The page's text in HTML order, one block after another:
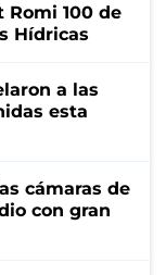
100 de
Hídricas
a las
esta
cámaras de
con gran